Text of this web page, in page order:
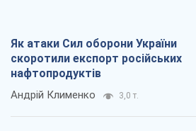
Як атаки Сил оборони України
скоротили експорт російських
нафтопродуктів
Андрій Клименко 3,0 т.